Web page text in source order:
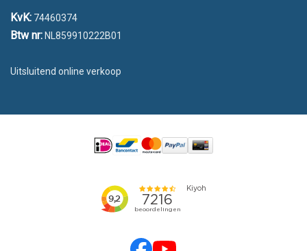
KvK: 74460374
Btw nr: NL859910222B01
Uitsluitend online verkoop